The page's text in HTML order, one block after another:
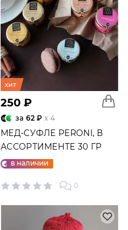
хит
250 ₽
за 62 ₽ x 4
МЕД-СУФЛЕ PERONI, В
АССОРТИМЕНТЕ 30 ГР
в наличии
0